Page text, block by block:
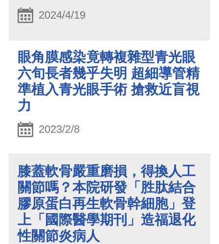
2024/4/19
眼角膜感染竟轉複雜型青光眼
六旬長者幾乎失明 超細導管精
準植入青光眼手術 搶救近盲視
力
2023/2/8
膝蓋軟骨嚴重磨損，得換人工
關節嗎？本院研發「胜肽結合
膠原蛋白再生軟骨幹細胞」登
上「國際醫學期刊」造福退化
性關節炎病人